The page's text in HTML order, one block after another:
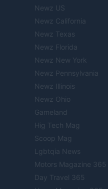
Newz US
Newz California
Newz Texas
Newz Florida
Newz New York
Newz Pennsylvania
Newz Illinois
Newz Ohio
Gameland
Hig Tech Mag
Scoop Mag
Lgbtqia News
Motors Magazine 365
Day Travel 365